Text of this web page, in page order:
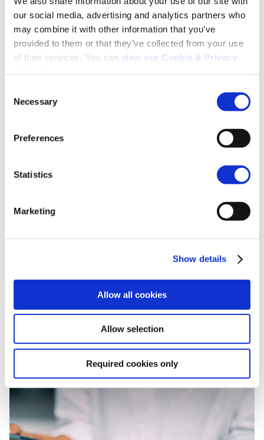
our social media, advertising and analytics partners who
may combine it with other information that you’ve
provided to them or that they’ve collected from your use
of their services. You can view our Cookie & Privacy
Selection
Necessary
Preferences
Statistics
Marketing
Show details
Allow all cookies
Allow selection
Required cookies only
Media Audit
Förtroende mellan köpare och säljare av reklam-
och annonsutrymme I en mer fragmenterad
mediemarknad.
Undersökningsdeltagar
e